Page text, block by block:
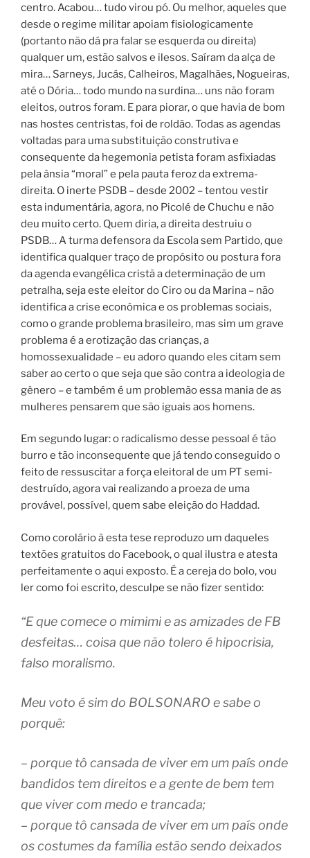
centro. Acabou… tudo virou pó. Ou melhor, aqueles que
desde o regime militar apoiam fisiologicamente
(portanto não dá pra falar se esquerda ou direita)
qualquer um, estão salvos e ilesos. Saíram da alça de
mira… Sarneys, Jucás, Calheiros, Magalhães, Nogueiras,
até o Dória… todo mundo na surdina… uns não foram
eleitos, outros foram. E para piorar, o que havia de bom
nas hostes centristas, foi de roldão.Todas as agendas
voltadas para uma substituição construtiva e
consequente da hegemonia petista foram asfixiadas
pela ânsia “moral” e pela pauta feroz da extrema-
direita. O inerte PSDB – desde 2002 – tentou vestir
esta indumentária, agora, no Picolé de Chuchu e não
deu muito certo. Quem diria, a direita destruiu o
PSDB… A turma defensora da Escola sem Partido, que
identifica qualquer traço de propósito ou postura fora
da agenda evangélica cristã a determinação de um
petralha, seja este eleitor do Ciro ou da Marina – não
identifica a crise econômica e os problemas sociais,
como o grande problema brasileiro, mas sim um grave
problema é a erotização das crianças, a
homossexualidade – eu adoro quando eles citam sem
saber ao certo o que seja que são contra a ideologia de
gênero – e também é um problemão essa mania de as
mulheres pensarem que são iguais aos homens.
Em segundo lugar: o radicalismo desse pessoal é tão
burro e tão inconsequente que já tendo conseguido o
feito de ressuscitar a força eleitoral de um PT semi-
destruído, agora vai realizando a proeza de uma
provável, possível, quem sabe eleição do Haddad.
Como corolário à esta tese reproduzo um daqueles
textões gratuitos do Facebook, o qual ilustra e atesta
perfeitamente o aqui exposto. É a cereja do bolo, vou
ler como foi escrito, desculpe se não fizer sentido:
“E que comece o mimimi e as amizades de FB
desfeitas… coisa que não tolero é hipocrisia,
falso moralismo.
Meu voto é sim do BOLSONARO e sabe o
porquê:
– porque tô cansada de viver em um país onde
bandidos tem direitos e a gente de bem tem
que viver com medo e trancada;
– porque tô cansada de viver em um país onde
os costumes da família estão sendo deixados